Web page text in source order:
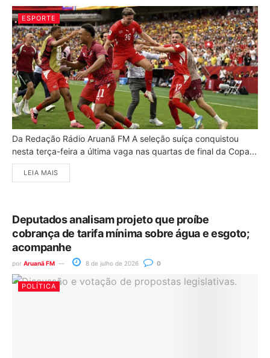
ESPORTE
Da Redação Rádio Aruanã FM A seleção suíça conquistou
nesta terça-feira a última vaga nas quartas de final da Copa...
LEIA MAIS
Deputados analisam projeto que proíbe
cobrança de tarifa mínima sobre água e esgoto;
acompanhe
por Aruanã FM 8 de julho de 2026 0
POLÍTICA